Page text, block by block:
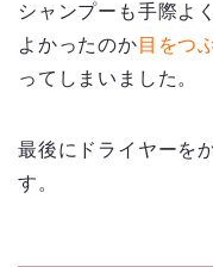
シャンプーも手際よ
よかったのか 目をつ
ってしまいました。
最後にドライヤーを
す。